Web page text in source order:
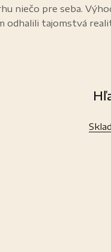
niečo pre seba.
odhalili tajomstvá